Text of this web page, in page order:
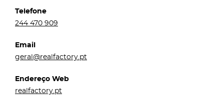
Telefone
244 470 909
Email
geral@realfactory.pt
Endereço Web
realfactory.pt